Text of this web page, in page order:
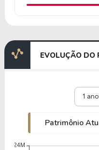
EVOLUÇÃO DO
1 ano
Patrimônio